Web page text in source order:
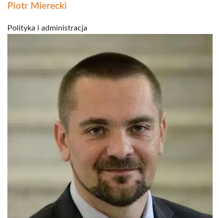
Piotr Mierecki
Polityka i administracja